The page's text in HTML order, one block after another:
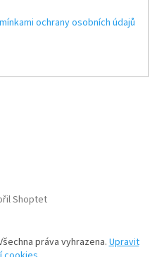
ochrany osobních údajů
Shoptet
práva vyhrazena. Upravit